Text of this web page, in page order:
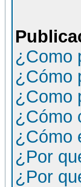
¿Como
¿Cómo
¿Como
¿Cómo
¿Cómo
¿Por
¿Por